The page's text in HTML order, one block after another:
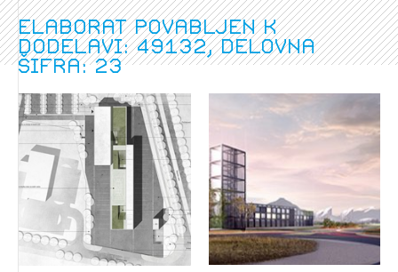
Elaborat povabljen k
dodelavi: 49132, delovna
šifra: 23